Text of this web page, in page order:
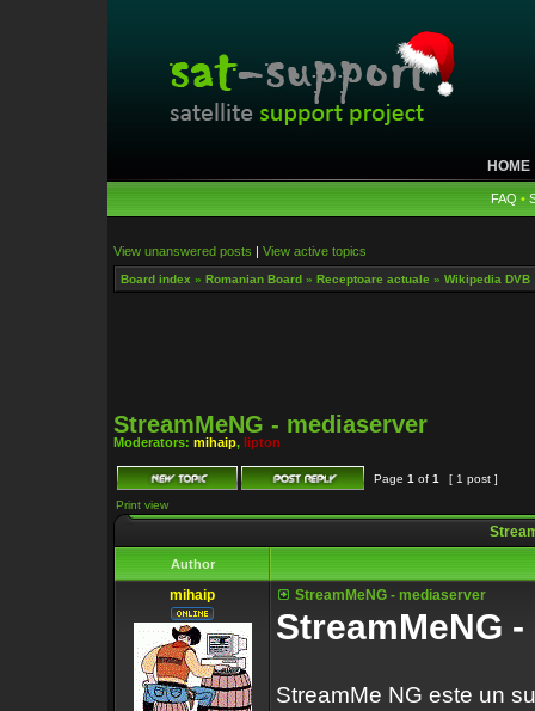
HOME
FAQ •
View unanswered posts | View active topics
Board index » Romanian Board » Receptoare actuale » Wikipedia DVB
StreamMeNG - mediaserver
Moderators: mihaip, lipton
Page 1 of 1
[ 1 post ]
Print view
Author
mihaip StreamMeNG - mediaserver
StreamMeNG
StreamMe NG este un